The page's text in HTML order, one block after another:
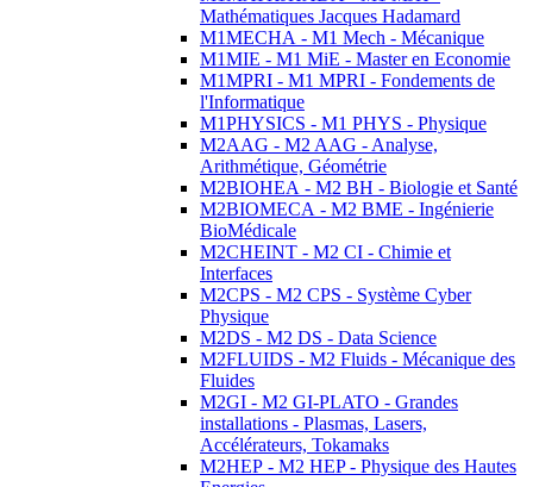
Mathématiques Jacques Hadamard
M1MECHA - M1 Mech - Mécanique
M1MIE - M1 MiE - Master en Economie
M1MPRI - M1 MPRI - Fondements de
l'Informatique
M1PHYSICS - M1 PHYS - Physique
M2AAG - M2 AAG - Analyse,
Arithmétique, Géométrie
M2BIOHEA - M2 BH - Biologie et Santé
M2BIOMECA - M2 BME - Ingénierie
BioMédicale
M2CHEINT - M2 CI - Chimie et
Interfaces
M2CPS - M2 CPS - Système Cyber
Physique
M2DS - M2 DS - Data Science
M2FLUIDS - M2 Fluids - Mécanique des
Fluides
M2GI - M2 GI-PLATO - Grandes
installations - Plasmas, Lasers,
Accélérateurs, Tokamaks
M2HEP - M2 HEP - Physique des Hautes